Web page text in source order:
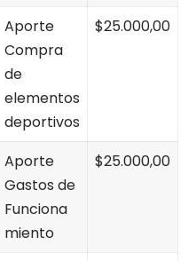
Aporte
Compra
de
elementos
deportivos
$25.000,00
Aporte
Gastos de
Funciona
miento
$25.000,00